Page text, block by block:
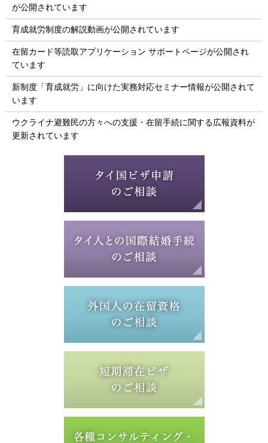
が公開されています
育成就労制度の解説動画が公開されています
在留カード等読取アプリケーション サポートページが公開され
ています
新制度「育成就労」に向けた実務対応セミナー情報が公開されて
います
ウクライナ避難民の方々への支援・在留手続に関する広報資料が
更新されています